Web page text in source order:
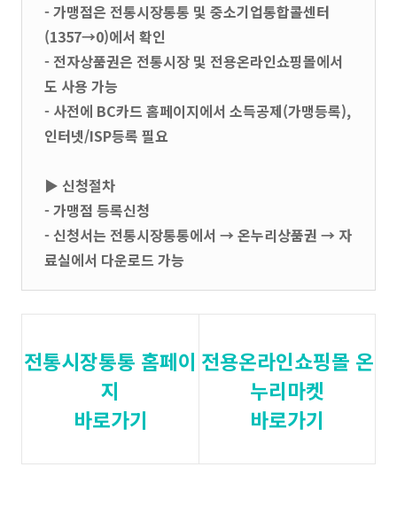
- 가맹점은 전통시장통통 및 중소기업통합콜센터
(1357→0)에서 확인
- 전자상품권은 전통시장 및 전용온라인쇼핑몰에서
도 사용 가능
- 사전에 BC카드 홈페이지에서 소득공제(가맹등록),
인터넷/ISP등록 필요
▶ 신청절차
- 가맹점 등록신청
- 신청서는 전통시장통통에서 → 온누리상품권 → 자
료실에서 다운로드 가능
전통시장통통 홈페이
지
바로가기
전용온라인쇼핑몰 온
누리마켓
바로가기